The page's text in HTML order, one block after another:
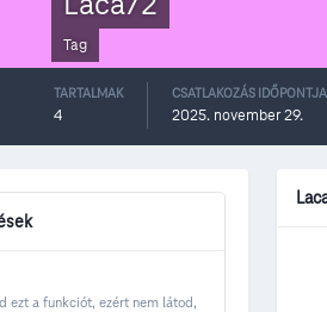
Tag
TARTALMAK
4
CSATLAKOZÁS IDŐPONTJA
2025. november 29.
ezt a funkciót, ezért nem látod,